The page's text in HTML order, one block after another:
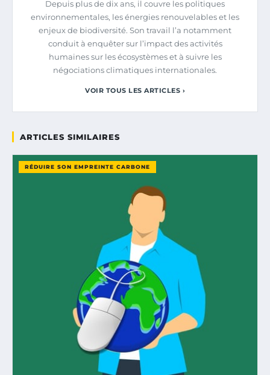
Depuis plus de dix ans, il couvre les politiques
environnementales, les énergies renouvelables et les
enjeux de biodiversité. Son travail l’a notamment
conduit à enquêter sur l’impact des activités
humaines sur les écosystèmes et à suivre les
négociations climatiques internationales.
VOIR TOUS LES ARTICLES ›
ARTICLES SIMILAIRES
RÉDUIRE SON EMPREINTE CARBONE